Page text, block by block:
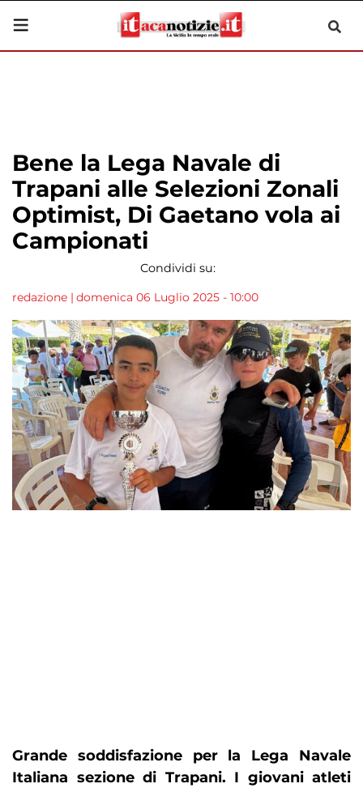
Bene la Lega Navale di
Trapani alle Selezioni Zonali
Optimist, Di Gaetano vola ai
Campionati
Condividi su:
redazione | domenica 06 Luglio 2025 - 10:00
Grande soddisfazione per la Lega Navale
Italiana sezione di Trapani. I giovani atleti